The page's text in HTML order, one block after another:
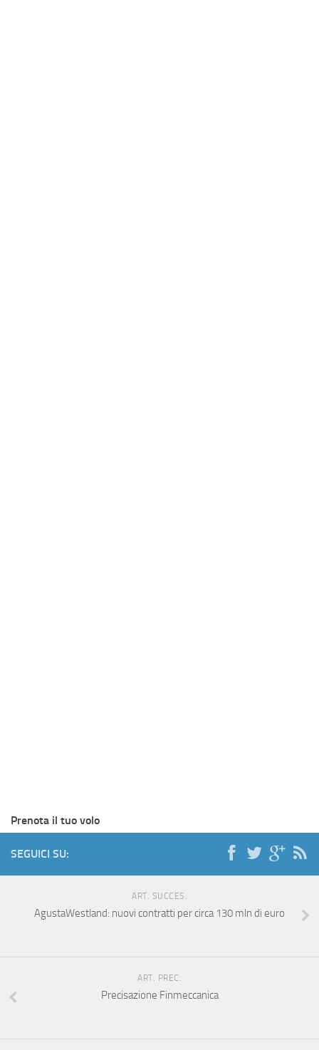
Prenota il tuo volo
SEGUICI SU:
ART. SUCCES.
AgustaWestland: nuovi contratti per circa 130 mln di euro
ART. PREC.
Precisazione Finmeccanica